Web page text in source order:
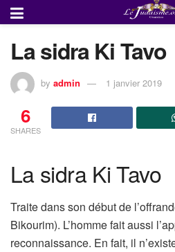
La sidra Ki Tavo
by admin 1 janvier 2019
6
SHARES
La sidra Ki Tavo
Traite dans son début de
Bikourim). L’homme fait aussi
reconnaissance. En fait, il